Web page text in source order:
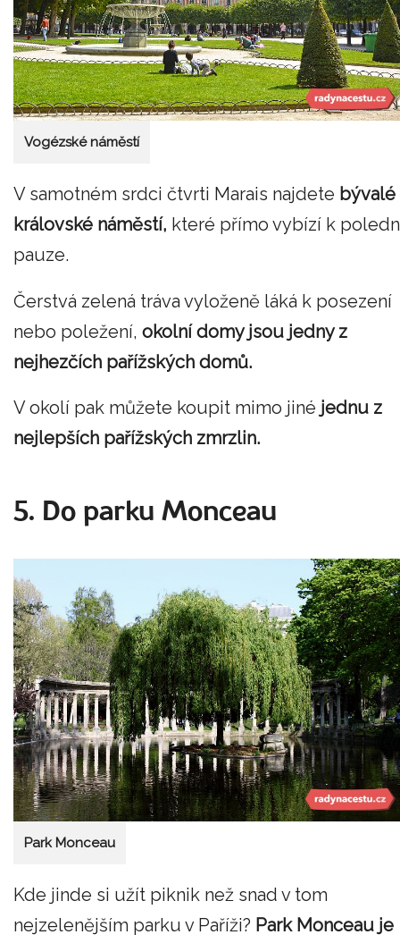
Vogézské náměstí
V samotném srdci čtvrti Marais najdete bývalé
královské náměstí, které přímo vybízí k
pauze.
Čerstvá zelená tráva vyloženě láká k posezení
nebo poležení, okolní domy jsou jedny z
nejhezčích pařížských domů.
V okolí pak můžete koupit mimo jiné jednu z
nejlepších pařížských zmrzlin.
5. Do parku Monceau
Park Monceau
Kde jinde si užít piknik než snad v tom
nejzelenějším parku v Paříži? Park Monceau je